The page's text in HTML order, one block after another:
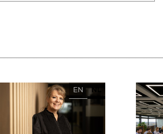
EN NL